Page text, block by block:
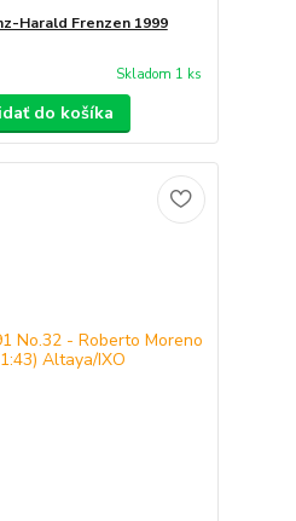
Harald Frenzen 1999
Skladom 1 ks
do košíka